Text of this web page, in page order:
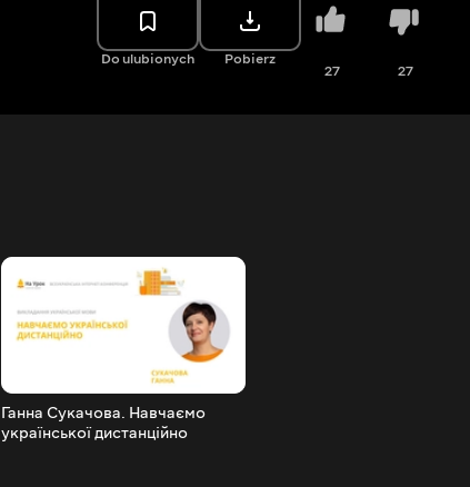
Do ulubionych Pobierz
27 27
Ганна Сукачова. Навчаємо
української дистанційно